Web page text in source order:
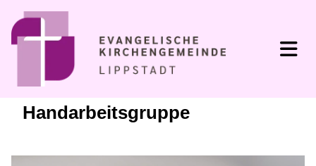
Handarbeitsgruppe